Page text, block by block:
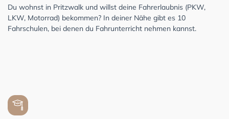
Du wohnst in Pritzwalk und willst deine Fahrerlaubnis (PKW,
LKW, Motorrad) bekommen? In deiner Nähe gibt es 10
Fahrschulen, bei denen du Fahrunterricht nehmen kannst.